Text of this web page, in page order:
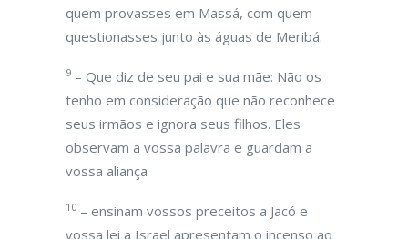
quem provasses em Massá, com quem
questionasses junto às águas de Meribá.
9 – Que diz de seu pai e sua mãe: Não os
tenho em consideração que não reconhece
seus irmãos e ignora seus filhos. Eles
observam a vossa palavra e guardam a
vossa aliança
10 – ensinam vossos preceitos a Jacó e
vossa lei a Israel apresentam o incenso ao